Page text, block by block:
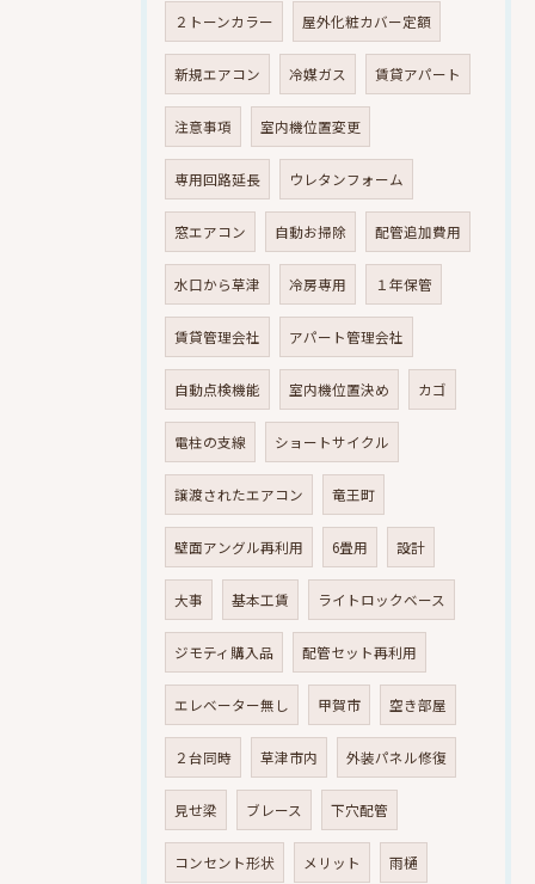
２トーンカラー 屋外化粧カバー定額
新規エアコン 冷媒ガス 賃貸アパート
注意事項 室内機位置変更
専用回路延長 ウレタンフォーム
窓エアコン 自動お掃除 配管追加費用
水口から草津 冷房専用 １年保管
賃貸管理会社 アパート管理会社
自動点検機能 室内機位置決め カゴ
電柱の支線 ショートサイクル
譲渡されたエアコン 竜王町
壁面アングル再利用 6畳用 設計
大事 基本工賃 ライトロックベース
ジモティ購入品 配管セット再利用
エレベーター無し 甲賀市 空き部屋
２台同時 草津市内 外装パネル修復
見せ梁 ブレース 下穴配管
コンセント形状 メリット 雨樋